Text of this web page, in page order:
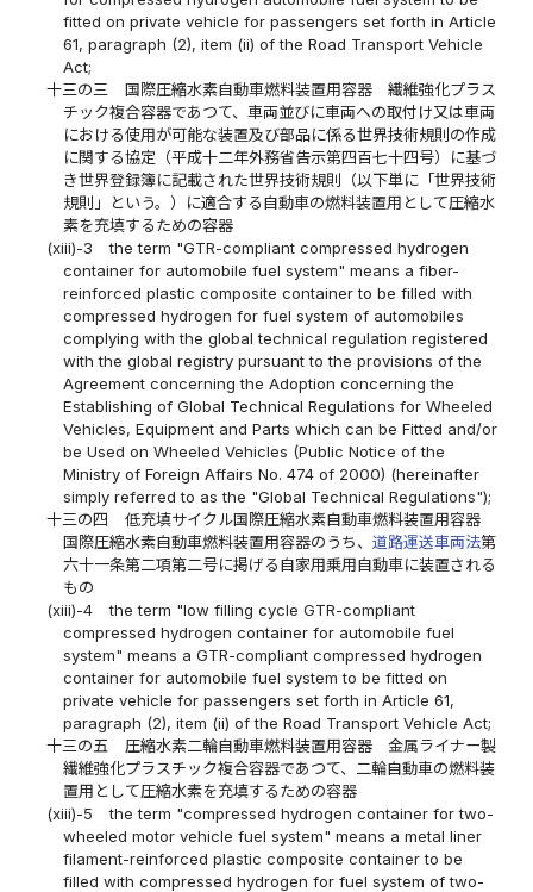
fitted on private vehicle for passengers set forth in Article
61, paragraph (2), item (ii) of the Road Transport Vehicle
Act;
十三の三
国際圧縮水素自動車燃料装置用容器 繊維強化プラス
チック複合容器であつて、車両並びに車両への取付け又は車両
における使用が可能な装置及び部品に係る世界技術規則の作成
に関する協定（平成十二年外務省告示第四百七十四号）に基づ
き世界登録簿に記載された世界技術規則（以下単に「世界技術
規則」という。）に適合する自動車の燃料装置用として圧縮水
素を充填するための容器
(xiii)-3
the term "GTR-compliant compressed hydrogen
container for automobile fuel system" means a fiber-
reinforced plastic composite container to be filled with
compressed hydrogen for fuel system of automobiles
complying with the global technical regulation registered
with the global registry pursuant to the provisions of the
Agreement concerning the Adoption concerning the
Establishing of Global Technical Regulations for Wheeled
Vehicles, Equipment and Parts which can be Fitted and/or
be Used on Wheeled Vehicles (Public Notice of the
Ministry of Foreign Affairs No. 474 of 2000) (hereinafter
simply referred to as the "Global Technical Regulations");
十三の四
低充填サイクル国際圧縮水素自動車燃料装置用容器
国際圧縮水素自動車燃料装置用容器のうち、 道路運送車両法第
六十一条第二項第二号に掲げる自家用乗用自動車に装置される
もの
(xiii)-4
the term "low filling cycle GTR-compliant
compressed hydrogen container for automobile fuel
system" means a GTR-compliant compressed hydrogen
container for automobile fuel system to be fitted on
private vehicle for passengers set forth in Article 61,
paragraph (2), item (ii) of the Road Transport Vehicle Act;
十三の五
圧縮水素二輪自動車燃料装置用容器 金属ライナー製
繊維強化プラスチック複合容器であつて、二輪自動車の燃料装
置用として圧縮水素を充填するための容器
(xiii)-5
the term "compressed hydrogen container for two-
wheeled motor vehicle fuel system" means a metal liner
filament-reinforced plastic composite container to be
filled with compressed hydrogen for fuel system of two-